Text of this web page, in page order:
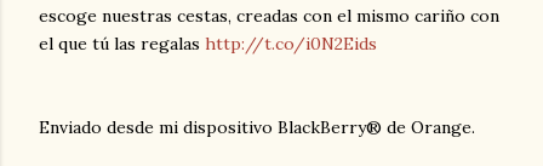
escoge nuestras cestas, creadas con el mismo cariño con
el que tú las regalas http://t.co/i0N2Eids
Enviado desde mi dispositivo BlackBerry® de Orange.